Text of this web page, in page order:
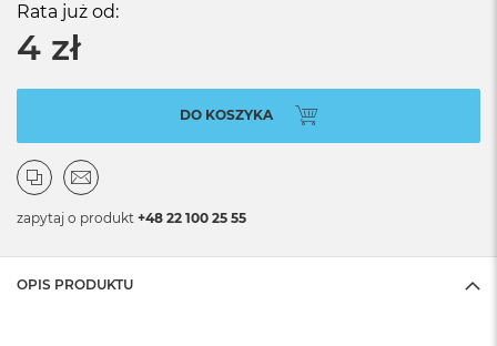
Rata już od:
4 zł
DO KOSZYKA
zapytaj o produkt +48 22 100 25 55
OPIS PRODUKTU